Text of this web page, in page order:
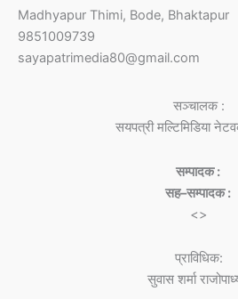
Madhyapur Thimi, Bode, Bhaktapur
9851009739
sayapatrimedia80@gmail.com
सञ्चालक :
सयपत्री मल्टिमिडिया
सम्पादक :
सह–सम्पादक :
<>
प्राविधिक:
सुवास शर्मा